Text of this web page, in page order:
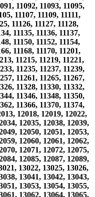
11092, 11093, 11095,
11107, 11109, 11111,
11126, 11127, 11128,
11135, 11136, 11137,
11150, 11152, 11154,
11168, 11170, 11201,
11215, 11219, 11221,
11235, 11237, 11239,
11261, 11265, 11267,
11328, 11330, 11332,
11346, 11348, 11350,
11366, 11370, 11374,
12018, 12019, 12022,
12035, 12038, 12039,
12050, 12051, 12053,
12060, 12061, 12062,
12071, 12072, 12075,
12085, 12087, 12089,
13022, 13025, 13026,
13041, 13042, 13043,
13053, 13054, 13055,
13062, 13064, 13065,